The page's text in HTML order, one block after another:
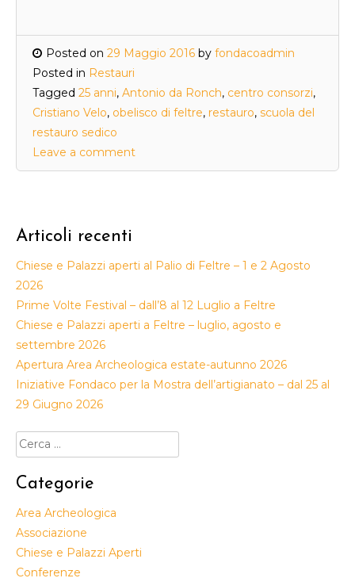
Posted on 29 Maggio 2016 by fondacoadmin
Posted in Restauri
Tagged 25 anni, Antonio da Ronch, centro consorzi,
Cristiano Velo, obelisco di feltre, restauro, scuola del
restauro sedico
Leave a comment
Articoli recenti
Chiese e Palazzi aperti al Palio di Feltre – 1 e 2 Agosto
2026
Prime Volte Festival – dall’8 al 12 Luglio a Feltre
Chiese e Palazzi aperti a Feltre – luglio, agosto e
settembre 2026
Apertura Area Archeologica estate-autunno 2026
Iniziative Fondaco per la Mostra dell’artigianato – dal 25 al
29 Giugno 2026
Ricerca
per:
Categorie
Area Archeologica
Associazione
Chiese e Palazzi Aperti
Conferenze